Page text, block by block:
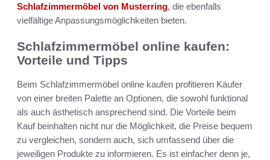
Schlafzimmermöbel von Musterring, die ebenfalls
vielfältige Anpassungsmöglichkeiten bieten.
Schlafzimmermöbel online kaufen:
Vorteile und Tipps
Beim Schlafzimmermöbel online kaufen profitieren Käufer
von einer breiten Palette an Optionen, die sowohl funktional
als auch ästhetisch ansprechend sind. Die Vorteile beim
Kauf beinhalten nicht nur die Möglichkeit, die Preise bequem
zu vergleichen, sondern auch, sich umfassend über die
jeweiligen Produkte zu informieren. Es ist einfacher denn je,